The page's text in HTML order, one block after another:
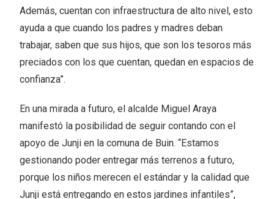
Además, cuentan con infraestructura de alto nivel, esto
ayuda a que cuando los padres y madres deban
trabajar, saben que sus hijos, que son los tesoros más
preciados con los que cuentan, quedan en espacios de
confianza”.
En una mirada a futuro, el alcalde Miguel Araya
manifestó la posibilidad de seguir contando con el
apoyo de Junji en la comuna de Buin. “Estamos
gestionando poder entregar más terrenos a futuro,
porque los niños merecen el estándar y la calidad que
Junji está entregando en estos jardines infantiles”,